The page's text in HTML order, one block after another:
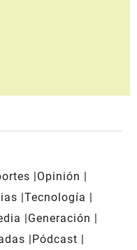
Opinión
Tecnología
Generación
Pódcast